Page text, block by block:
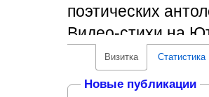
поэтических
Видео-стихи на
https://
Визитка Статистика
Новые публикации